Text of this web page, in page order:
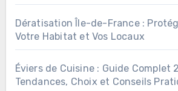
Dératisation Île-de-France :
Votre Habitat et Vos Locaux
Éviers de Cuisine : Guide Complet
Tendances, Choix et Conseils